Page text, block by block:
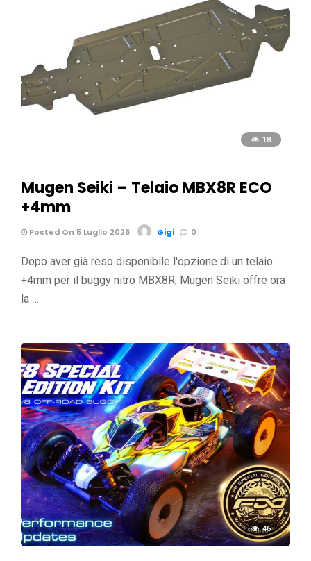
18
Mugen Seiki – Telaio MBX8R ECO
+4mm
Posted On 5 Luglio 2026 Gigi 0
Dopo aver già reso disponibile l'opzione di un telaio
+4mm per il buggy nitro MBX8R, Mugen Seiki offre ora
la …
46